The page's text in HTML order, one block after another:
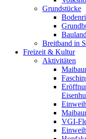
Grundstücke
Breitband in
Freizeit & Kultur
Aktivitäten
VGI-